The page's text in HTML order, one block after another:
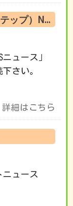
FSニュース（ファーストステップ）No.221 7月の活動です
ュース」
さい。
詳細はこちら
ニュース